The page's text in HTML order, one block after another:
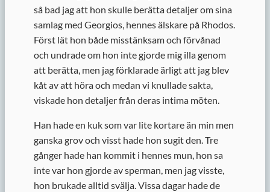
så bad jag att hon skulle berätta detaljer om sina
samlag med Georgios, hennes älskare på Rhodos.
Först lät hon både misstänksam och förvånad
och undrade om hon inte gjorde mig illa genom
att berätta, men jag förklarade ärligt att jag blev
kåt av att höra och medan vi knullade sakta,
viskade hon detaljer från deras intima möten.
Han hade en kuk som var lite kortare än min men
ganska grov och visst hade hon sugit den. Tre
gånger hade han kommit i hennes mun, hon sa
inte var hon gjorde av sperman, men jag visste,
hon brukade alltid svälja. Vissa dagar hade de